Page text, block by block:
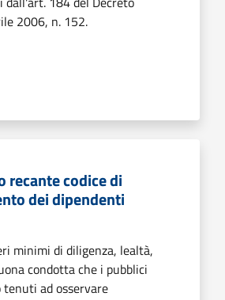
2006, n. 152.
recante codice di
dei dipendenti
minimi di diligenza, lealtà,
condotta che i pubblici
ad osservare